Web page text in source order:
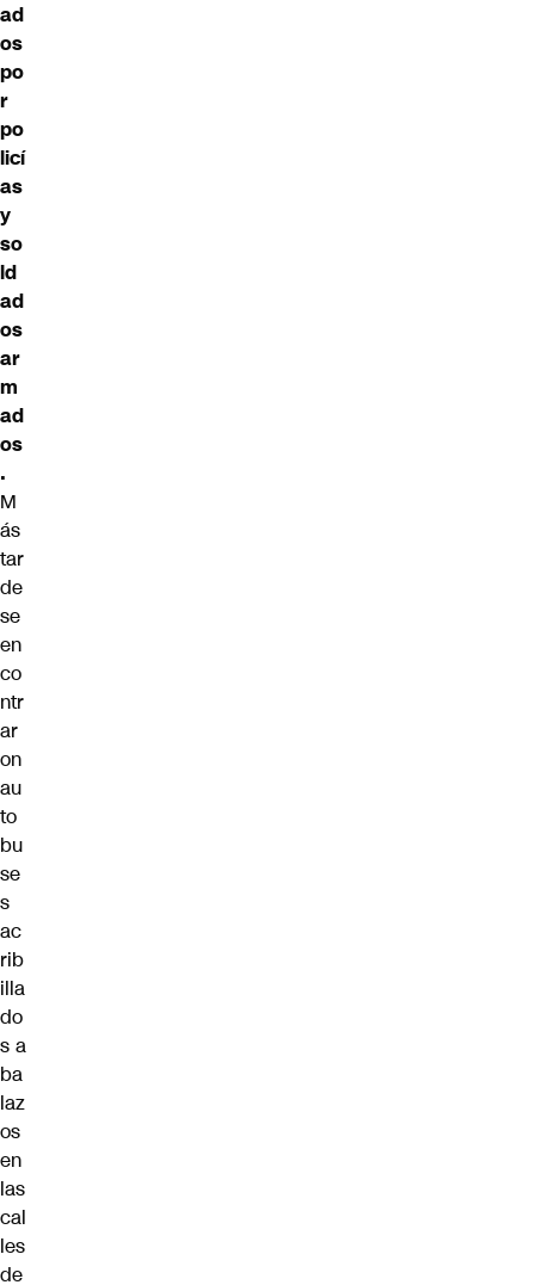
ad
os
po
r
po
licí
as
y
so
ld
ad
os
ar
m
ad
os
.
M
ás
tar
de
se
en
co
ntr
ar
on
au
to
bu
se
s
ac
rib
illa
do
s a
ba
laz
os
en
las
cal
les
de